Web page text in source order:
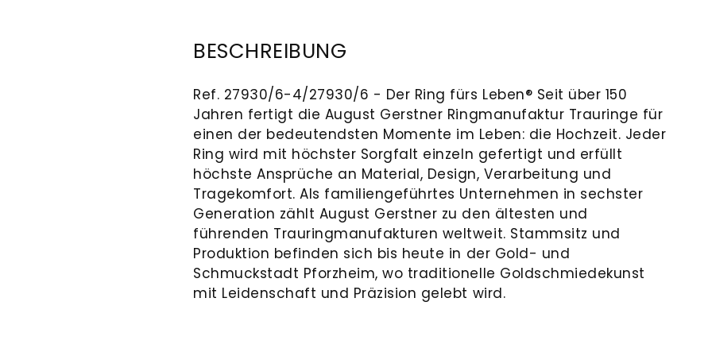
BESCHREIBUNG
Ref. 27930/6-4/27930/6 - Der Ring fürs Leben® Seit über 150
Jahren fertigt die August Gerstner Ringmanufaktur Trauringe für
einen der bedeutendsten Momente im Leben: die Hochzeit. Jeder
Ring wird mit höchster Sorgfalt einzeln gefertigt und erfüllt
höchste Ansprüche an Material, Design, Verarbeitung und
Tragekomfort. Als familiengeführtes Unternehmen in sechster
Generation zählt August Gerstner zu den ältesten und
führenden Trauringmanufakturen weltweit. Stammsitz und
Produktion befinden sich bis heute in der Gold- und
Schmuckstadt Pforzheim, wo traditionelle Goldschmiedekunst
mit Leidenschaft und Präzision gelebt wird.